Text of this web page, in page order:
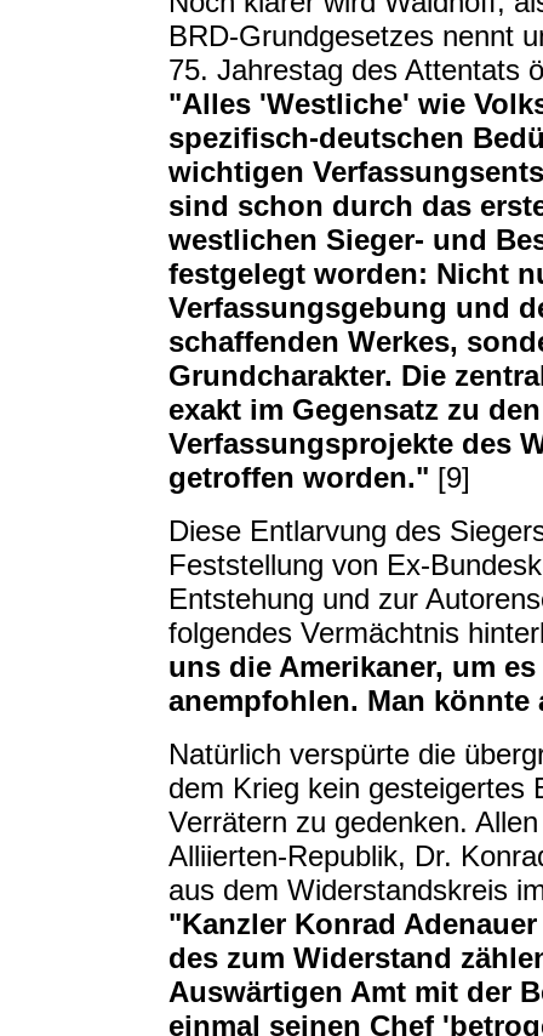
BRD-Grundgesetzes nennt
75. Jahrestag des Attentats
"Alles 'Westliche' wie
spezifisch-deutschen
wichtigen
sind schon durch das
westlichen Sieger- und
festgelegt worden: Nicht
Verfassungsgebung und
schaffenden Werkes,
Grundcharakter. Die
exakt im Gegensatz zu
Verfassungsprojekte des
getroffen worden." [9]
Diese Entlarvung des
Feststellung von Ex-
Entstehung und zur
folgendes Vermächtnis
uns die Amerikaner, um
anempfohlen. Man
Natürlich verspürte die
dem Krieg kein gesteigertes
Verrätern zu gedenken.
Alliierten-Republik, Dr.
aus dem Widerstandskreis
"Kanzler Konrad
des zum Widerstand
Auswärtigen Amt mit der
einmal seinen Chef